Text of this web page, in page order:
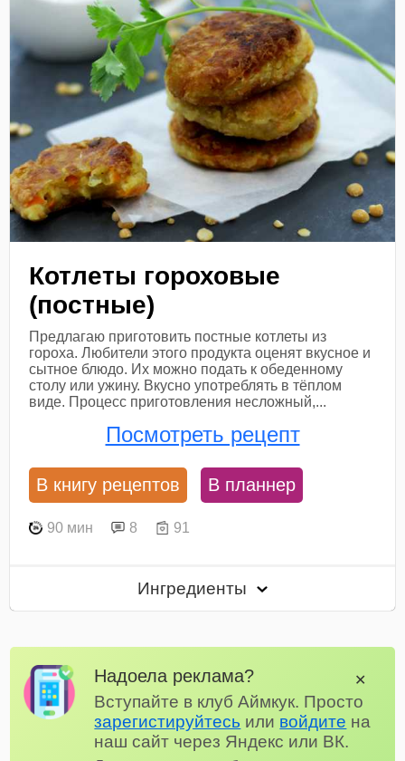
Котлеты гороховые
(постные)
Предлагаю приготовить постные котлеты из
гороха. Любители этого продукта оценят вкусное и
сытное блюдо. Их можно подать к обеденному
столу или ужину. Вкусно употреблять в тёплом
виде. Процесс приготовления несложный,...
Посмотреть рецепт
В книгу рецептов В планнер
90 мин 8 91
Ингредиенты
Надоела реклама?
Вступайте в клуб Аймкук. Просто
зарегистируйтесь или войдите на
наш сайт через Яндекс или ВК.
✕